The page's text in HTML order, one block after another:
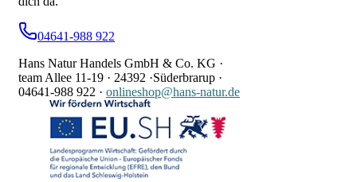
04641-988 922
Hans Natur Handels GmbH & Co. KG ·
team Allee 11-19 · 24392 ·Süderbrarup ·
04641-988 922 · onlineshop@hans-natur.de